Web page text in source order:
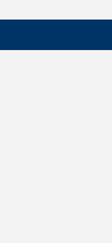
Verlängerungssätze für
bei
zur Verfügung. Alle
ab 2028 geltenden